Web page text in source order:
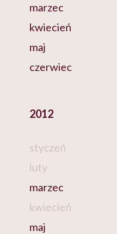
marzec
kwiecień
maj
czerwiec
2012
styczeń
luty
marzec
kwiecień
maj